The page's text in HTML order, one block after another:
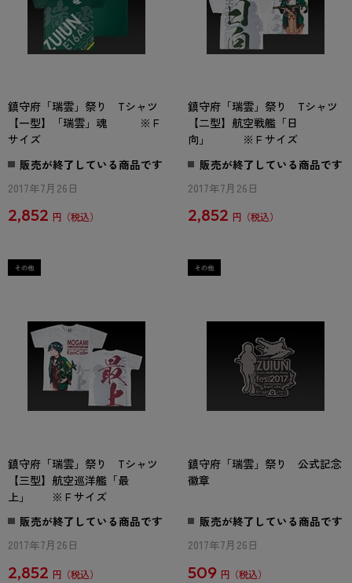
鎮守府「瑞雲」祭り Tシャツ
【一型】「瑞雲」魂 ※Ｆ
サイズ
販売が終了している商品です
2017年7月26日
2,852 円
鎮守府「瑞雲」祭り Tシャツ
【二型】航空戦艦「日
向」 ※Ｆサイズ
販売が終了している商品です
2017年7月26日
2,852 円
鎮守府「瑞雲」祭り Tシャツ
【三型】航空巡洋艦「最
上」 ※Ｆサイズ
販売が終了している商品です
2017年7月26日
2,852 円
鎮守府「瑞雲」祭り 公式記念
徽章
販売が終了している商品です
2017年7月26日
509 円